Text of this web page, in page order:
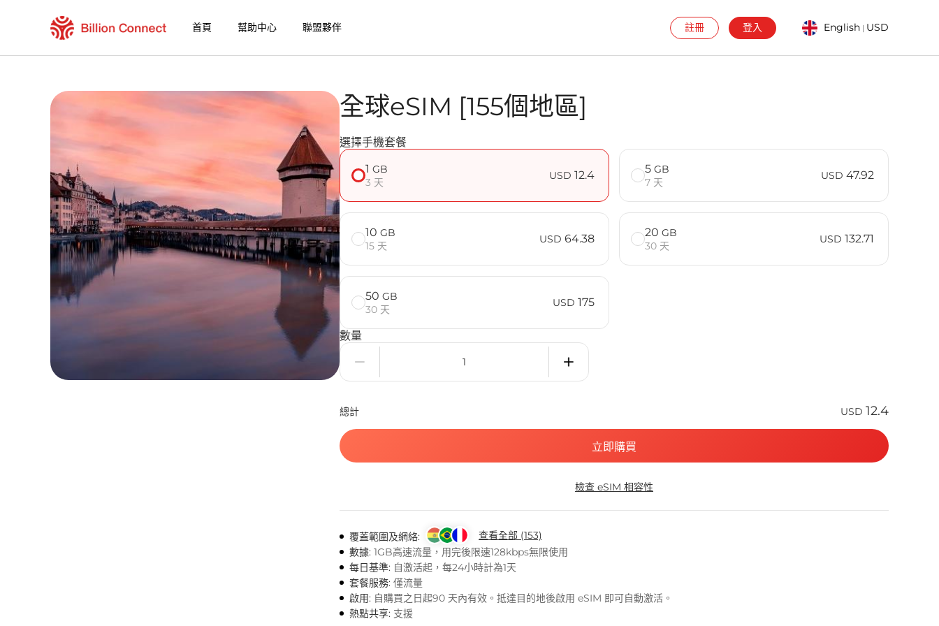
首頁 幫助中心 聯盟夥伴 註冊 登入 English | USD
包含目前目的地的區域套餐
如何享受您的 eSIM？
在 Senegal 使用 Billion Connect eSIM 的優勢
Billion Connect 全球eSIM [155個地區] 常見問題
選擇您的目的地與數據套餐
安裝您的 eSIM
享受您的數據套餐
穩定的網路連接
避免漫遊費用
7/24 客戶服務
便捷安裝
全球eSIM [155個地區]
選擇手機套餐
1 GB
3 天
USD 12.4 5 GB
7 天
USD 47.92
10 GB
15 天
USD 64.38 20 GB
30 天
USD 132.71
50 GB
30 天
USD 175
數量
總計 USD 12.4
立即購買
檢查 eSIM 相容性
覆蓋範圍及網絡:
查看全部 (153)
數據: 1GB高速流量，用完後限速128kbps無限使用
每日基準: 自激活起，每24小時計為1天
套餐服務: 僅流量
啟用: 自購買之日起90 天內有效。抵達目的地後啟用 eSIM 即可自動激活。
熱點共享: 支援